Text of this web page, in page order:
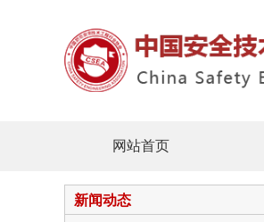
网站首页
新闻动态